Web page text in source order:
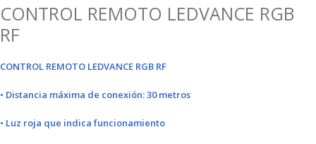
CONTROL REMOTO LEDVANCE RGB
RF
CONTROL REMOTO LEDVANCE RGB RF
• Distancia máxima de conexión: 30 metros
• Luz roja que indica funcionamiento